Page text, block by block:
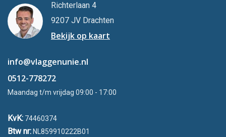
Richterlaan 4
9207 JV Drachten
Bekijk op kaart
info@vlaggenunie.nl
0512-778272
Maandag t/m vrijdag 09:00 - 17:00
KvK: 74460374
Btw nr: NL859910222B01